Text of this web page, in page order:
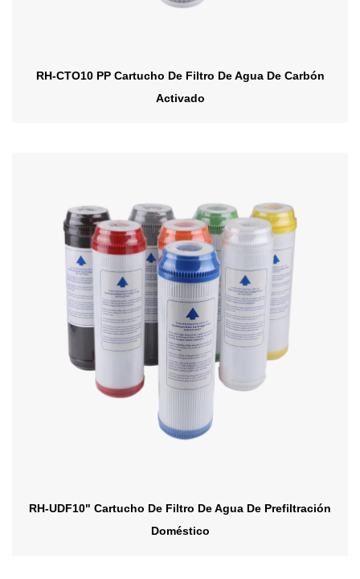
RH-CTO10 PP Cartucho De Filtro De Agua De Carbón
Activado
RH-UDF10" Cartucho De Filtro De Agua De Prefiltración
Doméstico